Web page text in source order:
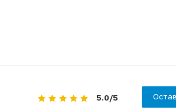
5.0/5